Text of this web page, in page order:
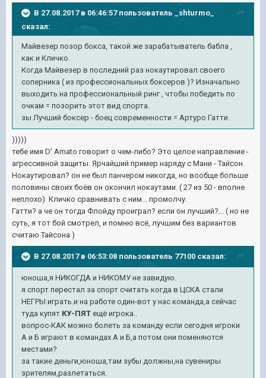
В 27.08.2017 в 06:46:57 пользователь
_shturmo_
сказал:
Майвезер позор бокса, такой же зарабатыватель бабла ,
как и Кличко.
Когда Майвезер в последний раз нокаутировал своего
соперника ( из профессиональных боксеров )? Изначально
выходить на профессиональный ринг , чтобы победить по
очкам = позорить этот вид спорта.
зы Лучший боксер - боец современности = Артуро Гатти.
)))))
тебе имя D' Amato говорит о чем-либо? Это целое направление -
агрессивной защиты. Ярчайший пример наряду с Мани - Тайсон.
Нокаутировал? он не был панчером никогда, но вообще больше
половины своих боёв он окончил нокаутами. ( 27 из 50 - вполне
неплохо) Кличко сравнивать с ним... промолчу.
Гатти? а че он тогда Флойду проиграл? если он лучший?... ( но не
суть, я тот бой смотрел, и помню всё, лучшим без вариантов
считаю Тайсона )
В 27.08.2017 в 06:53:08 пользователь 77100 сказал:
юноша,я НИКОГДА и НИКОМУ не завидую.
я спорт перестал за спорт считать когда в ЦСКА стали
НЕГРЫ играть.и на работе один-вот у нас команда,а сейчас
туда купят КУ-ПЯТ ещё игрока..
вопрос-КАК можно болеть за команду если сегодня игроки
А и Б играют в командах А и Б,а потом они поменяются
местами?
за такие деньги,юноша,там зубы должны,на сувениры
зрителям,разлетаться.